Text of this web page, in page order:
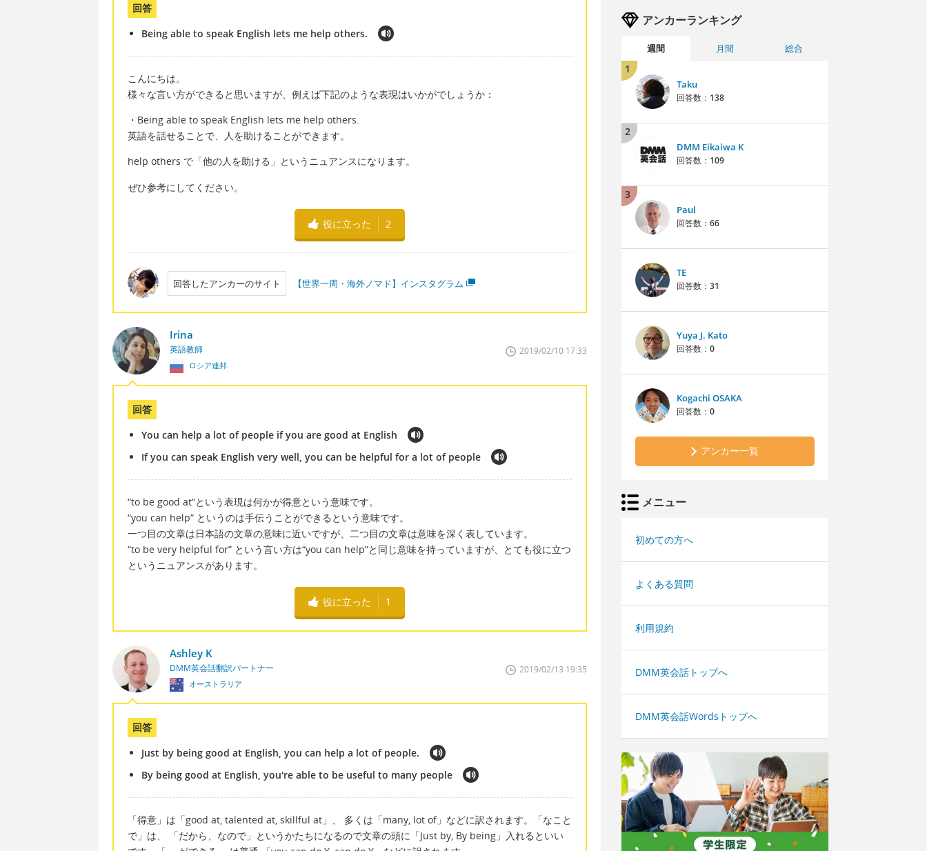
回答
Being able to speak English lets me help others.
こんにちは。
様々な言い方ができると思いますが、例えば下記のような表現はいかがでしょうか：
・Being able to speak English lets me help others.
英語を話せることで、人を助けることができます。
help others で「他の人を助ける」というニュアンスになります。
ぜひ参考にしてください。
役に立った 2
回答したアンカーのサイト 【世界一周・海外ノマド】インスタグラム
Irina
英語教師
ロシア連邦
2019/02/10 17:33
回答
You can help a lot of people if you are good at English
If you can speak English very well, you can be helpful for a lot of people
“to be good at“という表現は何かが得意という意味です。
“you can help” というのは手伝うことができるという意味です。
一つ目の文章は日本語の文章の意味に近いですが、二つ目の文章は意味を深く表しています。
“to be very helpful for” という言い方は“you can help”と同じ意味を持っていますが、とても役に立つ
というニュアンスがあります。
役に立った 1
Ashley K
DMM英会話翻訳パートナー
オーストラリア
2019/02/13 19:35
回答
Just by being good at English, you can help a lot of people.
By being good at English, you're able to be useful to many people
「得意」は「good at, talented at, skillful at」、 多くは「many, lot of」などに訳されます。「なこと
で」は、 「だから、なので」というかたちになるので文章の頭に「Just by, By being」入れるといい
アンカーランキング
週間 月間 総合
1
Taku
回答数： 138
2
DMM Eikaiwa K
回答数： 109
3
Paul
回答数： 66
TE
回答数： 31
Yuya J. Kato
回答数： 0
Kogachi OSAKA
回答数： 0
アンカー一覧
メニュー
初めての方へ
よくある質問
利用規約
DMM英会話トップへ
DMM英会話Wordsトップへ